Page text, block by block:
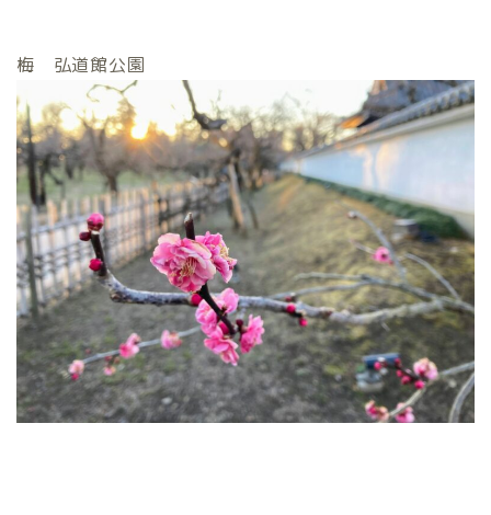
梅 弘道館公園